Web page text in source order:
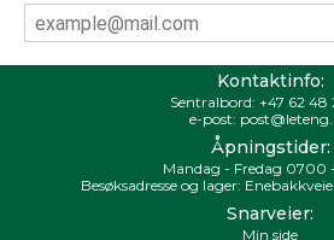
Kontaktinfo:
Sentralbord: +47 62 48
e-post:
Åpningstider:
Mandag - Fredag 0700
Besøksadresse og lager:
Snarveier:
Min side